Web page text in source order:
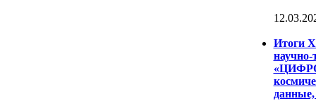
Итоги
научно-
данные,